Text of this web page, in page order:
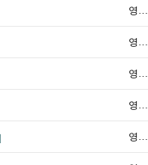
영…
영…
영…
영…
영…